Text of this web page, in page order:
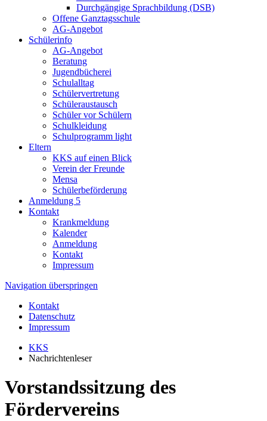
Durchgängige Sprachbildung (DSB)
Offene Ganztagsschule
AG-Angebot
Schülerinfo
AG-Angebot
Beratung
Jugendbücherei
Schulalltag
Schülervertretung
Schüleraustausch
Schüler vor Schülern
Schulkleidung
Schulprogramm light
Eltern
KKS auf einen Blick
Verein der Freunde
Mensa
Schülerbeförderung
Anmeldung 5
Kontakt
Krankmeldung
Kalender
Anmeldung
Kontakt
Impressum
Navigation überspringen
Kontakt
Datenschutz
Impressum
KKS
Nachrichtenleser
Vorstandssitzung des
Fördervereins